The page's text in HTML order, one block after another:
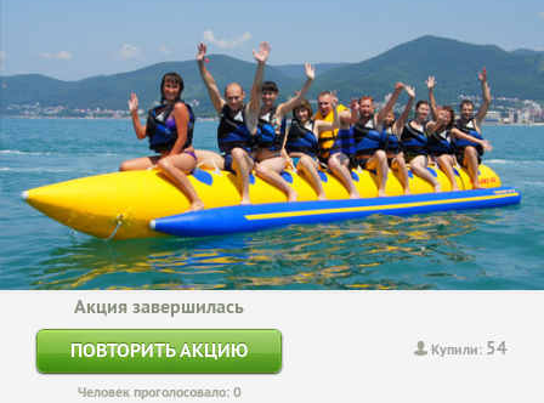
Купили: 54
Акция завершилась
ПОВТОРИТЬ АКЦИЮ
Человек проголосовало: 0